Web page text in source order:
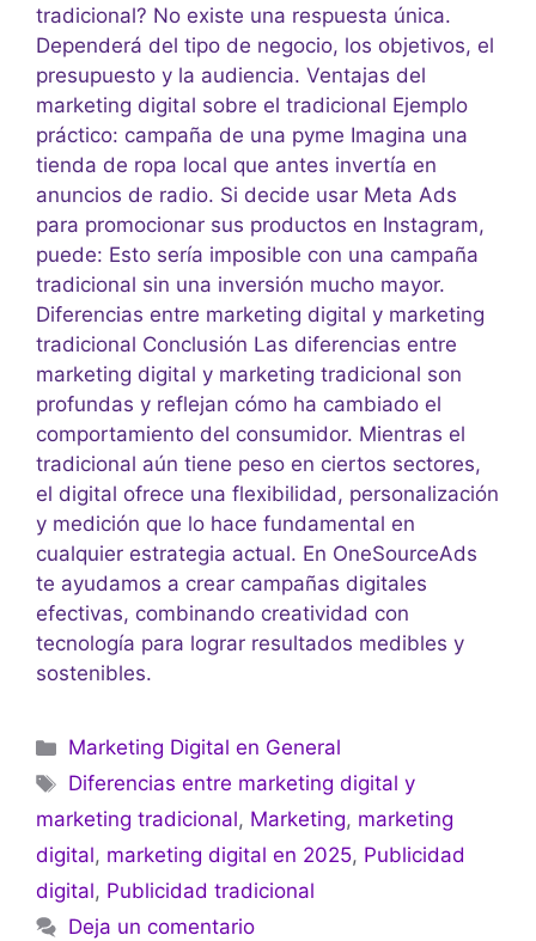
tradicional? No existe una respuesta única.
Dependerá del tipo de negocio, los objetivos, el
presupuesto y la audiencia. Ventajas del
marketing digital sobre el tradicional Ejemplo
práctico: campaña de una pyme Imagina una
tienda de ropa local que antes invertía en
anuncios de radio. Si decide usar Meta Ads
para promocionar sus productos en Instagram,
puede: Esto sería imposible con una campaña
tradicional sin una inversión mucho mayor.
Diferencias entre marketing digital y marketing
tradicional Conclusión Las diferencias entre
marketing digital y marketing tradicional son
profundas y reflejan cómo ha cambiado el
comportamiento del consumidor. Mientras el
tradicional aún tiene peso en ciertos sectores,
el digital ofrece una flexibilidad, personalización
y medición que lo hace fundamental en
cualquier estrategia actual. En OneSourceAds
te ayudamos a crear campañas digitales
efectivas, combinando creatividad con
tecnología para lograr resultados medibles y
sostenibles.
Marketing Digital en General
Diferencias entre marketing digital y
marketing tradicional, Marketing, marketing
digital, marketing digital en 2025, Publicidad
digital, Publicidad tradicional
Deja un comentario